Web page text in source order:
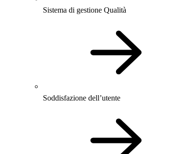
Sistema di gestione Qualità
Soddisfazione dell’utente